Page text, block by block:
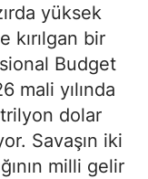
yüksek
kırılgan bir
Budget
mali yılında
trilyon dolar
Savaşın iki
milli gelir